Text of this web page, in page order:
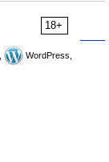
18+
WordPress,